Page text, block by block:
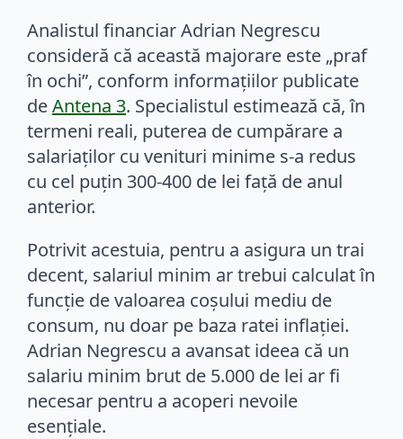
Analistul financiar Adrian Negrescu
consideră că această majorare este „praf
în ochi”, conform informațiilor publicate
deAntena 3. Specialistul estimează că, în
termeni reali, puterea de cumpărare a
salariaților cu venituri minime s-a redus
cu cel puțin 300-400 de lei față de anul
anterior.
Potrivit acestuia, pentru a asigura un trai
decent, salariul minim ar trebui calculat în
funcție de valoarea coșului mediu de
consum, nu doar pe baza ratei inflației.
Adrian Negrescu a avansat ideea că un
salariu minim brut de 5.000 de lei ar fi
necesar pentru a acoperi nevoile
esențiale.